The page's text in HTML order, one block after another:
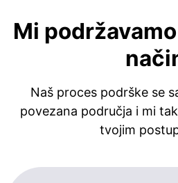
Mi
Naš proces podrške se
povezana područja i mi
tvojim